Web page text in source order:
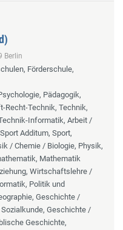
Berlin
Förderschule,
Pädagogik,
Recht-Technik, Technik,
Informatik, Arbeit /
Additum, Sport,
/ Chemie / Biologie, Physik,
Mathematik
Wirtschaftslehre /
Politik und
Geschichte /
Geschichte /
Geschichte,